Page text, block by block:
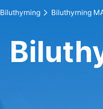
Biluthyrning Biluthyrning